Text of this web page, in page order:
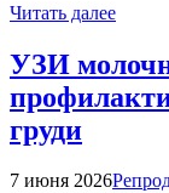
Читать далее
УЗИ
груди
7 июня 2026